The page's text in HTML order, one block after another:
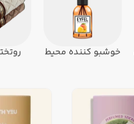
خوشبو کننده محیط